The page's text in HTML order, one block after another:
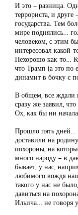
И это – разница.
террориста, и
государства. Тем
мире поднялись…
человеком, с этим
интересовал
Нехорошо как-то…
что Трамп (а это
динамит в бочку с
В общем, все ждали
сразу же заявил,
Ох, как бы ни
Прошло пять дней…
доставили на
похороны, на
много народу – в
бывает, у нас,
любимого вождя
такого у нас не
давиться на
Ильича… не говоря